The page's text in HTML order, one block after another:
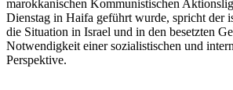
marokkanischen Kommunistischen
Dienstag in Haifa geführt wurde, spricht der
die Situation in Israel und in den besetzten
Notwendigkeit einer sozialistischen und
Perspektive.